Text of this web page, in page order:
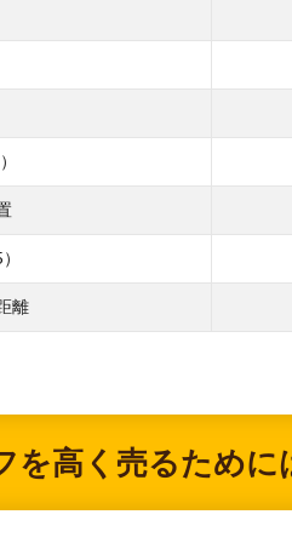
離
を高く売るために